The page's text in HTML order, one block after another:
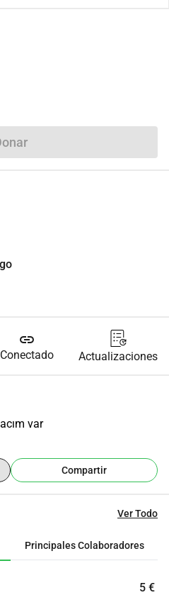
link
Conectado Actualizaciones
var
Compartir
Ver Todo
Principales Colaboradores
5 €